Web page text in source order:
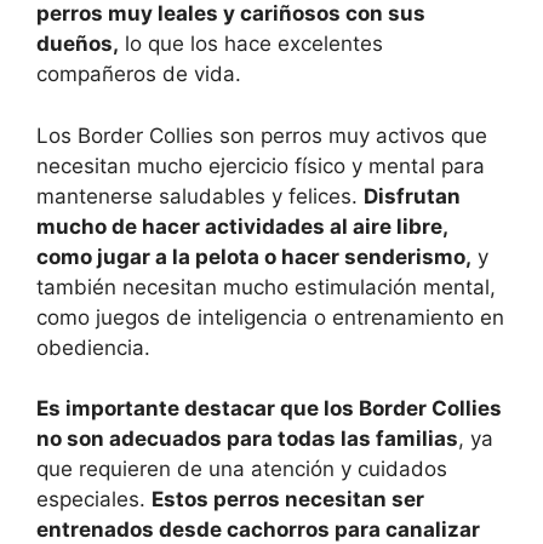
perros muy leales y cariñosos con sus
dueños, lo que los hace excelentes
compañeros de vida.
Los Border Collies son perros muy activos que
necesitan mucho ejercicio físico y mental para
mantenerse saludables y felices. Disfrutan
mucho de hacer actividades al aire libre,
como jugar a la pelota o hacer senderismo, y
también necesitan mucho estimulación mental,
como juegos de inteligencia o entrenamiento en
obediencia.
Es importante destacar que los Border Collies
no son adecuados para todas las familias, ya
que requieren de una atención y cuidados
especiales. Estos perros necesitan ser
entrenados desde cachorros para canalizar